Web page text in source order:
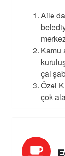
Aile
Kamu
Özel
çok